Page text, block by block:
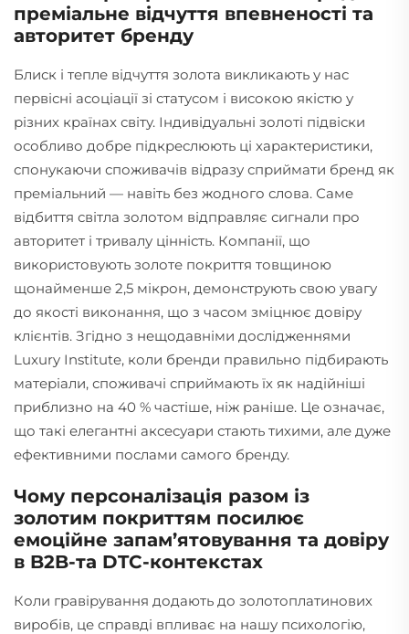
преміальне відчуття впевненості та
авторитет бренду
Блиск і тепле відчуття золота викликають у нас
первісні асоціації зі статусом і високою якістю у
різних країнах світу. Індивідуальні золоті підвіски
особливо добре підкреслюють ці характеристики,
спонукаючи споживачів відразу сприймати бренд як
преміальний — навіть без жодного слова. Саме
відбиття світла золотом відправляє сигнали про
авторитет і тривалу цінність. Компанії, що
використовують золоте покриття товщиною
щонайменше 2,5 мікрон, демонструють свою увагу
до якості виконання, що з часом зміцнює довіру
клієнтів. Згідно з нещодавніми дослідженнями
Luxury Institute, коли бренди правильно підбирають
матеріали, споживачі сприймають їх як надійніші
приблизно на 40 % частіше, ніж раніше. Це означає,
що такі елегантні аксесуари стають тихими, але дуже
ефективними послами самого бренду.
Чому персоналізація разом із
золотим покриттям посилює
емоційне запам’ятовування та довіру
в B2B-та DTC-контекстах
Коли гравірування додають до золотоплатинових
виробів, це справді впливає на нашу психологію,